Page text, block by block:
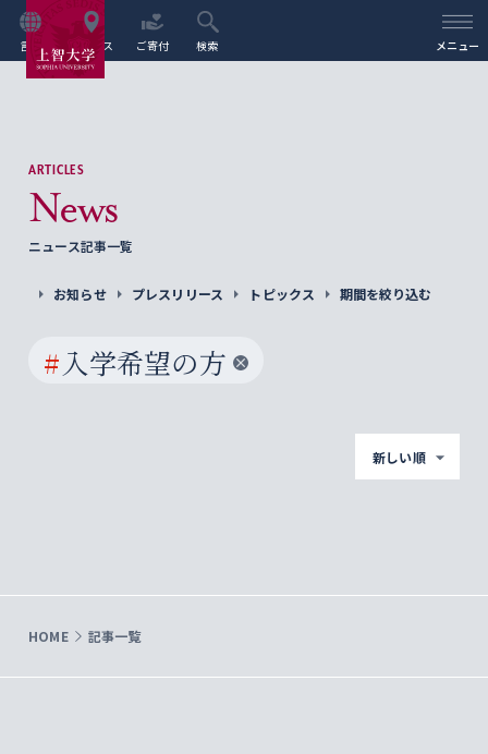
言語 アクセス ご寄付 検索 メニュー
ARTICLES
News
ニュース記事一覧
お知らせ プレスリリース トピックス 期間を絞り込む
#入学希望の方
新しい順
HOME 記事一覧